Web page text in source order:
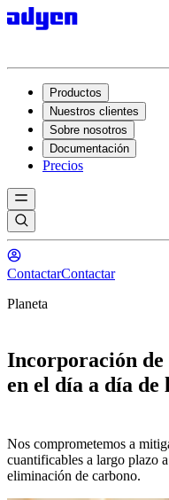
Productos
Nuestros clientes
Sobre nosotros
Documentación
Precios
ContactarContactar
Planeta
Incorporación
en el día a día de
Nos comprometemos a
cuantificables a largo plazo
eliminación de carbono.